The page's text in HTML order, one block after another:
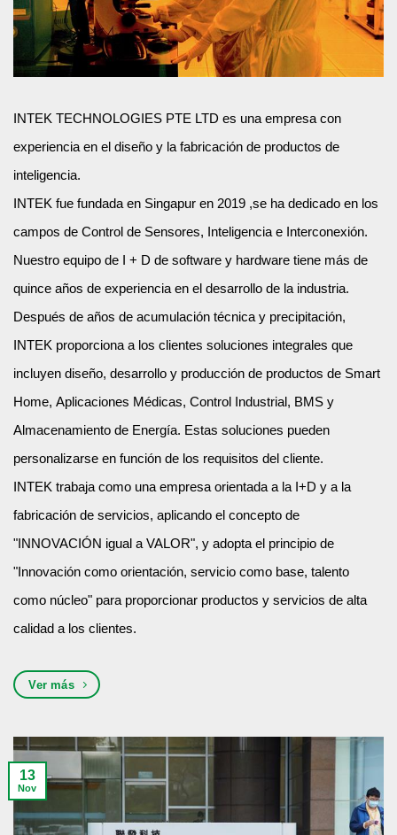
INTEK TECHNOLOGIES PTE LTD es una empresa con
experiencia en el diseño y la fabricación de productos de
inteligencia.
INTEK fue fundada en Singapur en 2019 ,se ha dedicado en los
campos de Control de Sensores, Inteligencia e Interconexión.
Nuestro equipo de I + D de software y hardware tiene más de
quince años de experiencia en el desarrollo de la industria.
Después de años de acumulación técnica y precipitación,
INTEK proporciona a los clientes soluciones integrales que
incluyen diseño, desarrollo y producción de productos de Smart
Home, Aplicaciones Médicas, Control Industrial, BMS y
Almacenamiento de Energía. Estas soluciones pueden
personalizarse en función de los requisitos del cliente.
INTEK trabaja como una empresa orientada a la I+D y a la
fabricación de servicios, aplicando el concepto de
"INNOVACIÓN igual a VALOR", y adopta el principio de
"Innovación como orientación, servicio como base, talento
como núcleo" para proporcionar productos y servicios de alta
calidad a los clientes.
Ver más
13
Nov